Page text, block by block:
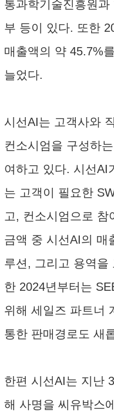
통과학기술진흥원
부 등이 있다. 또한
매출액의 약 45.7%
늘었다.
시선AI는 고객사와
컨소시엄을 구성하
여하고 있다. 시선AI
는 고객이 필요한
고, 컨소시엄으로 참
금액 중 시선AI의 매
루션, 그리고 용역을
한 2024년부터는
위해 세일즈 파트너
통한 판매경로도 새
한편 시선AI는 지난
해 사명을 씨유박스